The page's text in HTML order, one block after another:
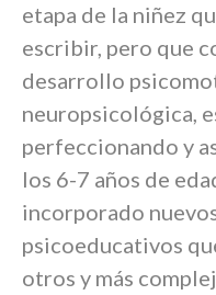
etapa de la niñez
escribir, pero que
desarrollo
neuropsicológica,
perfeccionando y
los 6-7 años de
incorporado
psicoeducativos
otros y más